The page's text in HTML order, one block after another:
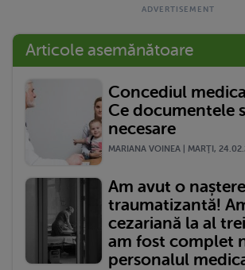
Articole asemănătoare
Concediul
Ce documentele
necesare
MARIANA VOINEA | MARŢI,
Am avut o naștere
traumatizantă!
cezariană la al
am fost complet
personalul